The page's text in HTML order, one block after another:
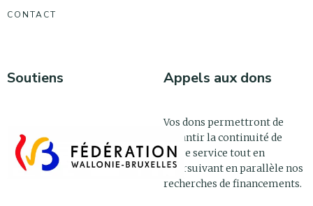
CONTACT
Soutiens Appels aux dons
Vos dons permettront de
garantir la continuité de
notre service tout en
poursuivant en parallèle nos
recherches de financements.